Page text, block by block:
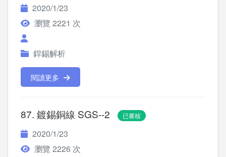
2020/1/23
瀏覽 2221 次
銲錫解析
閱讀更多
87. 鍍錫銅線 SGS--2 已審核
2020/1/23
瀏覽 2226 次